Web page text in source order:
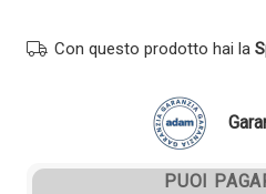
Con questo prodotto hai la
PUOI